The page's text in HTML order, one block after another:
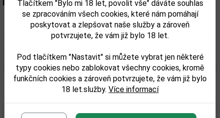
Tlačítkem "Bylo mi 18 let, povolit vše" dáváte souhlas
se zpracováním všech cookies, které nám pomáhají
poskytovat a zlepšovat naše služby a zároveň
potvrzujete, že vám již bylo 18 let.
Pod tlačítkem "Nastavit" si můžete vybrat jen některé
typy cookies nebo zablokovat všechny cookies, kromě
funkčních cookies a zároveň potvrzujete, že vám již bylo
18 let.služby. Více informací
Parametry:
Obsah alkoholu obj. %: 37,5
Související zboží